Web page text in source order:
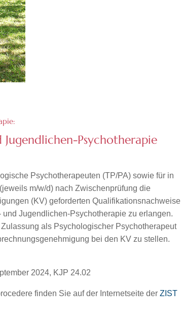
Psychotherapie
Psychotherapeuten (TP/PA) sowie für in
m/w/d) nach Zwischenprüfung die
(KV) geforderten Qualifikationsnachweise
Jugendlichen-Psychotherapie zu erlangen.
als Psychologischer Psychotherapeut
bei den KV zu stellen.
2024, KJP 24.02
finden Sie auf der Internetseite der ZIST